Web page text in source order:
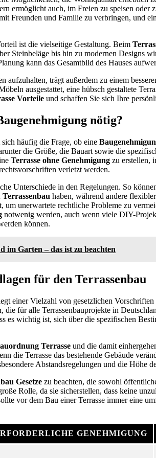
ermöglicht auch, im Freien zu speisen oder
Freunden und Familie zu verbringen, und
ist die vielseitige Gestaltung. Beim
Steinbeläge bis hin zu modernen Designs
kann das Gesamtbild des Hauses
aufzuhalten, trägt außerdem zu einem
ausgestattet, eine hübsch gestaltete
Vorteile und schaffen Sie sich Ihre
nötig?
häufig die Frage, ob eine
die Größe, die Bauart sowie die
Terrasse ohne Genehmigung zu erstellen,
verletzt werden.
Unterschiede in den Regelungen. So
Terrassenbau haben, während andere
um unerwartete rechtliche Probleme zu
notwenig werden, auch wenn viele DIY-
können.
im Garten – das ist zu beachten
für den Terrassenbau
einer Vielzahl von gesetzlichen
die für alle Terrassenbauprojekte in
es wichtig ist, sich über die spezifischen
Terrasse und die damit
die Terrasse das bestehende Gebäude
Abstandsregelungen und die Höhe
Gesetze zu beachten, die sowohl
Rolle, da sie sicherstellen, dass keine
vor dem Bau einer Terrasse immer eine
GENEHMIGUNG